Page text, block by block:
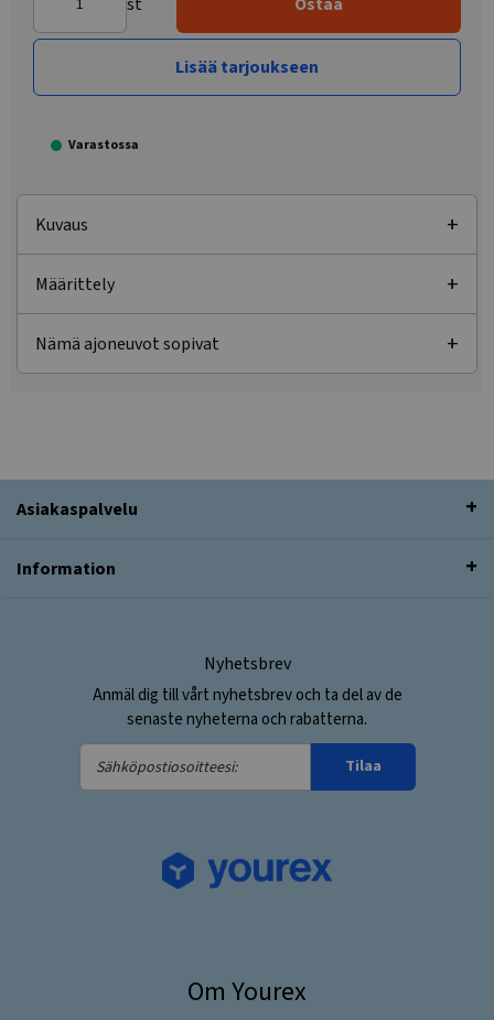
Lisää tarjoukseen
Varastossa
Kuvaus
Määrittely
Nämä ajoneuvot sopivat
Asiakaspalvelu
Information
Nyhetsbrev
Anmäl dig till vårt nyhetsbrev och ta del av de
senaste nyheterna och rabatterna.
Sähköpostiosoitteesi:
Tilaa
Om Yourex